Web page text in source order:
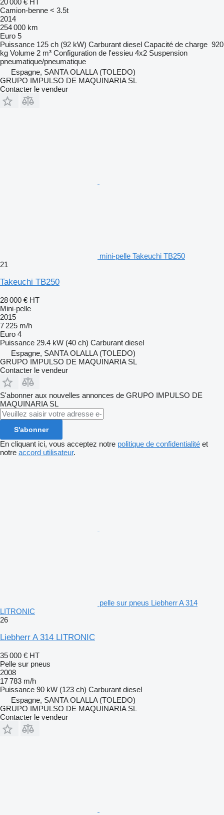
20 000 € HT
Camion-benne < 3.5t
2014
254 000 km
Euro 5
Puissance 125 ch (92 kW) Carburant diesel Capacité de charge 920
kg Volume 2 m³ Configuration de l'essieu 4x2 Suspension
pneumatique/pneumatique
Espagne, SANTA OLALLA (TOLEDO)
GRUPO IMPULSO DE MAQUINARIA SL
Contacter le vendeur
mini-pelle Takeuchi TB250
21
Takeuchi TB250
28 000 € HT
Mini-pelle
2015
7 225 m/h
Euro 4
Puissance 29.4 kW (40 ch) Carburant diesel
Espagne, SANTA OLALLA (TOLEDO)
GRUPO IMPULSO DE MAQUINARIA SL
Contacter le vendeur
S'abonner aux nouvelles annonces de GRUPO IMPULSO DE
MAQUINARIA SL
S'abonner
En cliquant ici, vous acceptez notre politique de confidentialité et
notre accord utilisateur.
pelle sur pneus Liebherr A 314
LITRONIC
26
Liebherr A 314 LITRONIC
35 000 € HT
Pelle sur pneus
2008
17 783 m/h
Puissance 90 kW (123 ch) Carburant diesel
Espagne, SANTA OLALLA (TOLEDO)
GRUPO IMPULSO DE MAQUINARIA SL
Contacter le vendeur